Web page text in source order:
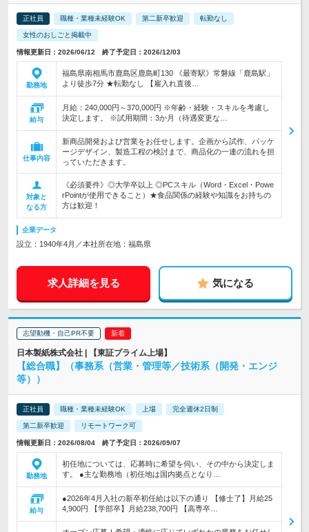
正社員 職種・業種未経験OK 第二新卒歓迎 転勤なし
女性のおしごと掲載中
情報更新日：2026/06/12 終了予定日：2026/12/03
勤務地
福島県南相馬市鹿島区鹿島町130 《最寄駅》常磐線「鹿島駅」
より徒歩7分 ★転勤なし 【雇入れ直後…
給与
月給：240,000円～370,000円 ※年齢・経験・スキルを考慮し
決定します。 ※試用期間：3か月（待遇変更な…
仕事内容
新商品開発および営業をお任せします。企画から試作、パッケ
ージデザイン、製造工程の検討まで、商品化の一連の流れを担
っていただきます。
対象と
なる方
《必須要件》◎大学卒以上 ◎PCスキル（Word・Excel・Powe
rPointが使用できること）★食品関係の経験や知識をお持ちの
方は歓迎！
企業データ
設立：1940年4月／本社所在地：福島県
求人詳細を見る 気になる
志望動機・自己PR不要
日本製紙株式会社 | 【東証プライム上場】
【総合職】（事務系（営業・管理等／技術系（開発・エンジ
等））
正社員 職種・業種未経験OK 上場 完全週休2日制
第二新卒歓迎 リモートワーク可
情報更新日：2026/08/04 終了予定日：2026/09/07
勤務地
初任地については、応募時に希望を伺い、その中から決定しま
す。 ●主な勤務地（初任地は国内拠点となり…
給与
●2026年4月入社の新卒初任給は以下の通り 【修士了】月給25
4,900円 【学部卒】月給238,700円 【高専卒…